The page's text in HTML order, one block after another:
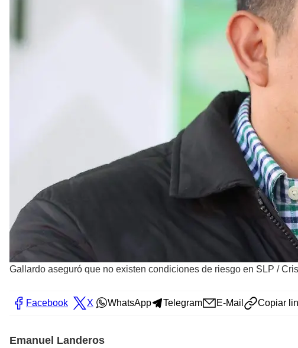
Gallardo aseguró que no existen condiciones de riesgo en SLP /
Facebook X WhatsApp Telegram E-Mail Copiar
Emanuel Landeros